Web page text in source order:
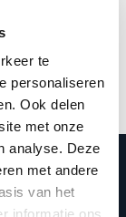
te
personaliseren
Ook delen
met onze
analyse. Deze
met andere
van het
informatie ons